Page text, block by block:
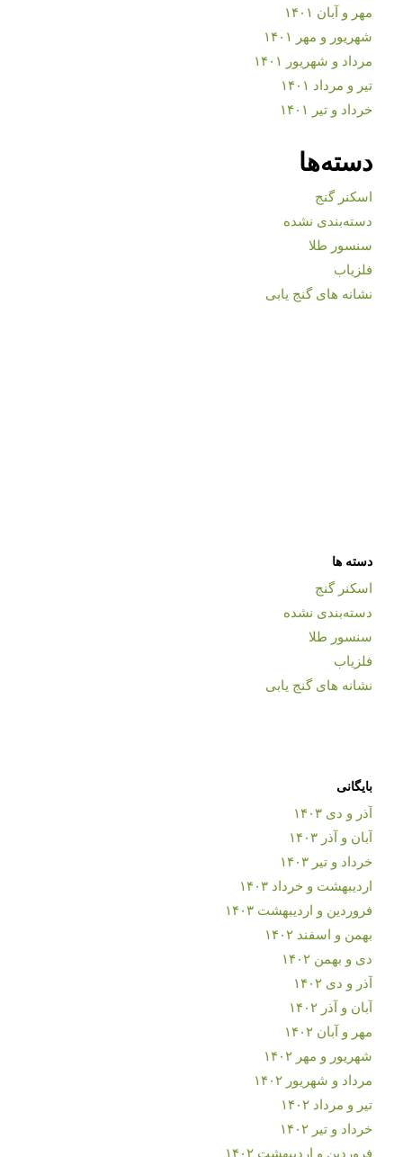
مهر و آبان ۱۴۰۱
شهریور و مهر ۱۴۰۱
مرداد و شهریور ۱۴۰۱
تیر و مرداد ۱۴۰۱
خرداد و تیر ۱۴۰۱
دسته‌ها
اسکنر گنج
دسته‌بندی نشده
سنسور طلا
فلزیاب
نشانه های گنج یابی
دسته ها
اسکنر گنج
دسته‌بندی نشده
سنسور طلا
فلزیاب
نشانه های گنج یابی
بایگانی
آذر و دی ۱۴۰۳
آبان و آذر ۱۴۰۳
خرداد و تیر ۱۴۰۳
اردیبهشت و خرداد ۱۴۰۳
فروردین و اردیبهشت ۱۴۰۳
بهمن و اسفند ۱۴۰۲
دی و بهمن ۱۴۰۲
آذر و دی ۱۴۰۲
آبان و آذر ۱۴۰۲
مهر و آبان ۱۴۰۲
شهریور و مهر ۱۴۰۲
مرداد و شهریور ۱۴۰۲
تیر و مرداد ۱۴۰۲
خرداد و تیر ۱۴۰۲
فروردین و اردیبهشت ۱۴۰۲